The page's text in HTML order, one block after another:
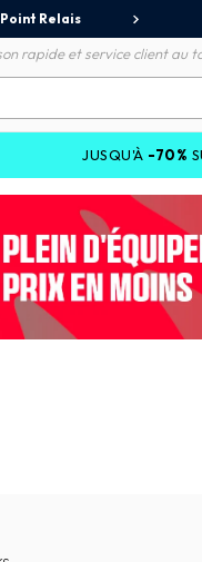
Relais
rapide et service client au
-70%SUR LES